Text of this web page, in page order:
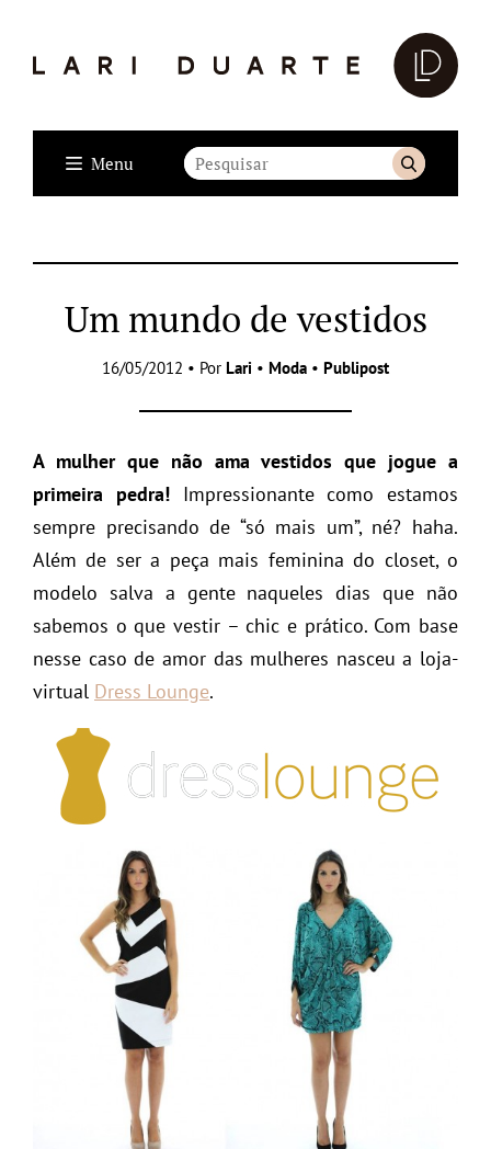
Menu
Um mundo de vestidos
16/05/2012 • Por Lari • Moda • Publipost
A mulher que não ama vestidos que jogue a
primeira pedra!Impressionante como estamos
sempre precisando de “só mais um”, né? haha.
Além de ser a peça mais feminina do closet, o
modelo salva a gente naqueles dias que não
sabemos o que vestir – chic e prático. Com base
nesse caso de amor das mulheres nasceu a loja-
virtual Dress Lounge.